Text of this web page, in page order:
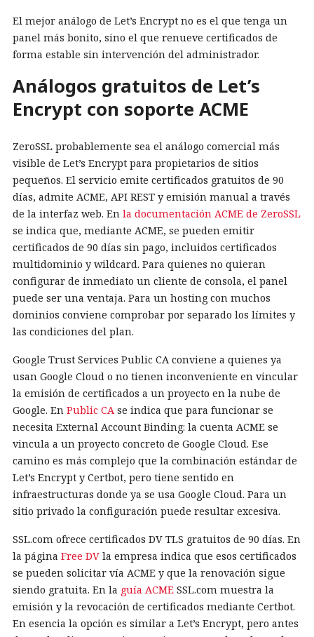
El mejor análogo de Let’s Encrypt no es el que tenga un
panel más bonito, sino el que renueve certificados de
forma estable sin intervención del administrador.
Análogos gratuitos de Let’s
Encrypt con soporte ACME
ZeroSSL probablemente sea el análogo comercial más
visible de Let’s Encrypt para propietarios de sitios
pequeños. El servicio emite certificados gratuitos de 90
días, admite ACME, API REST y emisión manual a través
de la interfaz web. En la documentación ACME de ZeroSSL
se indica que, mediante ACME, se pueden emitir
certificados de 90 días sin pago, incluidos certificados
multidominio y wildcard. Para quienes no quieran
configurar de inmediato un cliente de consola, el panel
puede ser una ventaja. Para un hosting con muchos
dominios conviene comprobar por separado los límites y
las condiciones del plan.
Google Trust Services Public CA conviene a quienes ya
usan Google Cloud o no tienen inconveniente en vincular
la emisión de certificados a un proyecto en la nube de
Google. En Public CAse indica que para funcionar se
necesita External Account Binding: la cuenta ACME se
vincula a un proyecto concreto de Google Cloud. Ese
camino es más complejo que la combinación estándar de
Let’s Encrypt y Certbot, pero tiene sentido en
infraestructuras donde ya se usa Google Cloud. Para un
sitio privado la configuración puede resultar excesiva.
SSL.com ofrece certificados DV TLS gratuitos de 90 días. En
la página Free DV la empresa indica que esos certificados
se pueden solicitar vía ACME y que la renovación sigue
siendo gratuita. En la guía ACME SSL.com muestra la
emisión y la revocación de certificados mediante Certbot.
En esencia la opción es similar a Let’s Encrypt, pero antes